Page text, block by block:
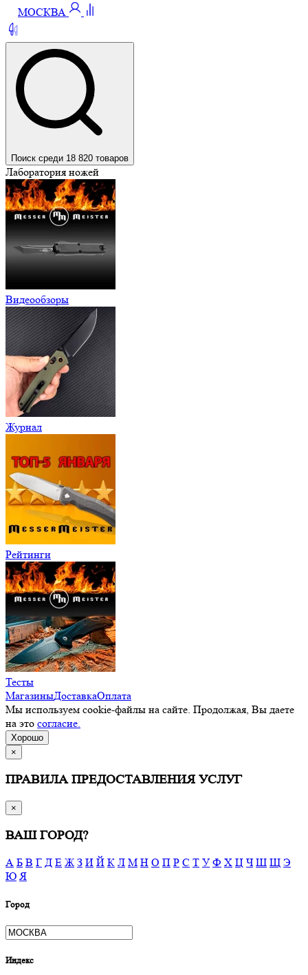
МОСКВА
Поиск среди 18 820 товаров
Лаборатория ножей
Видеообзоры
Журнал
Рейтинги
Тесты
МагазиныДоставкаОплата
Мы используем cookie-файлы на сайте. Продолжая, Вы даете
на это согласие.
Хорошо
×
ПРАВИЛА ПРЕДОСТАВЛЕНИЯ УСЛУГ
×
ВАШ ГОРОД?
А Б В Г Д Е Ж З И Й К Л М Н О П Р С Т У Ф Х Ц Ч Ш Щ Э
Ю Я
Город
Индекс